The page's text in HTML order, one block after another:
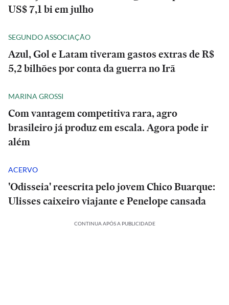
US$ 7,1 bi em julho
SEGUNDO ASSOCIAÇÃO
Azul, Gol e Latam tiveram gastos extras de R$
5,2 bilhões por conta da guerra no Irã
MARINA GROSSI
Com vantagem competitiva rara, agro
brasileiro já produz em escala. Agora pode ir
além
ACERVO
'Odisseia' reescrita pelo jovem Chico Buarque:
Ulisses caixeiro viajante e Penelope cansada
CONTINUA APÓS A PUBLICIDADE